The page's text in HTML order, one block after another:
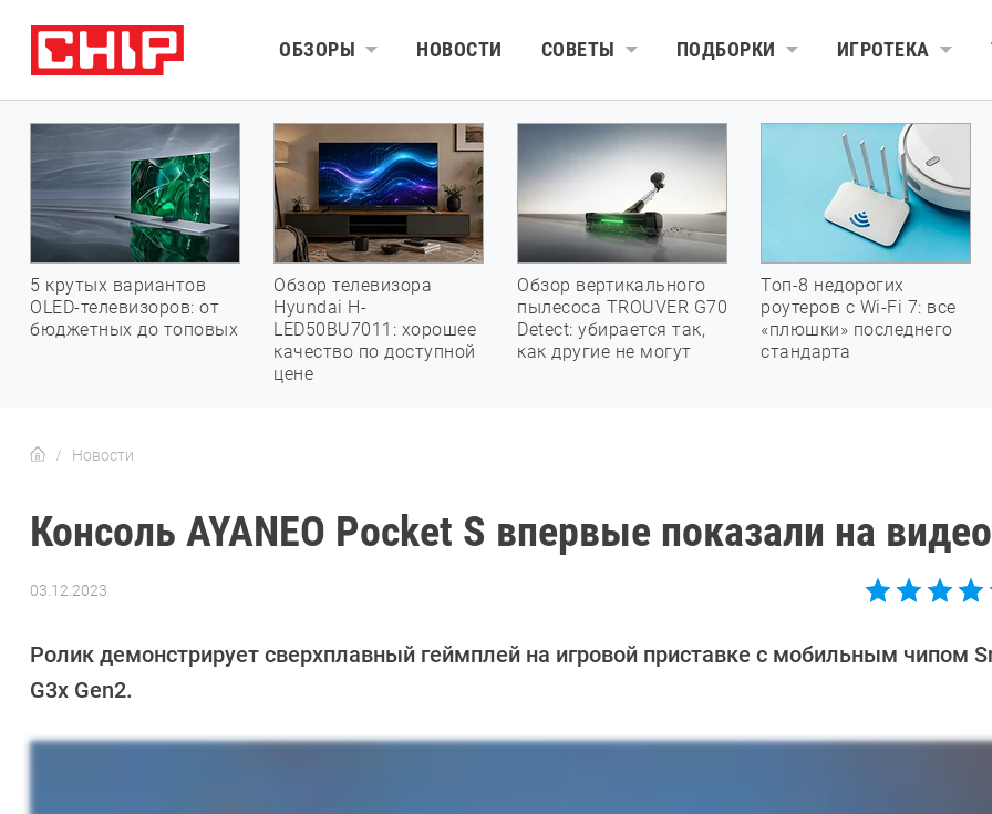
ОБЗОРЫ НОВОСТИ СОВЕТЫ ПОДБОРКИ ИГРОТЕКА
5 крутых вариантов
OLED-телевизоров: от
бюджетных до топовых
Обзор телевизора
Hyundai H-
LED50BU7011: хорошее
качество по доступной
цене
Обзор вертикального
пылесоса TROUVER G70
Detect: убирается так,
как другие не могут
Топ-8 недорогих
роутеров с Wi-Fi 7: все
«плюшки» последнего
стандарта
Новости
Консоль AYANEO Pocket S впервые показали на видео
03.12.2023
Довлатова
Ролик демонстрирует сверхплавный геймплей на игровой приставке с мобильным чипом
G3x Gen2.